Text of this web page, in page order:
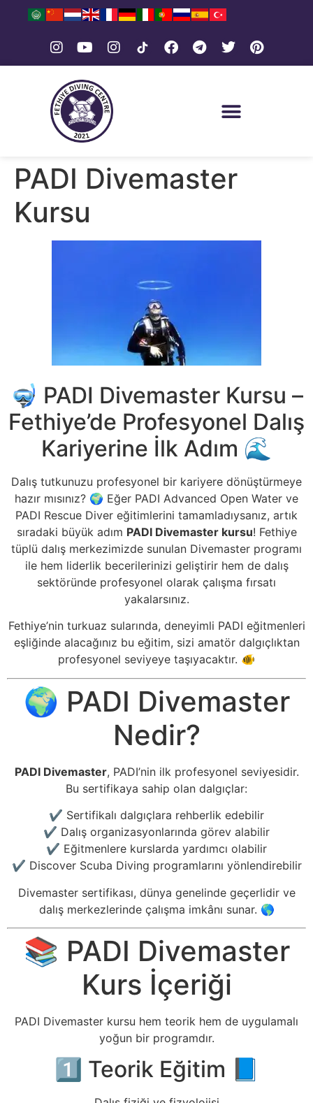
PADI Divemaster
Kursu
🤿 PADI Divemaster Kursu –
Fethiye’de Profesyonel Dalış
Kariyerine İlk Adım 🌊
Dalış tutkunuzu profesyonel bir kariyere dönüştürmeye
hazır mısınız? 🌍 Eğer PADI Advanced Open Water ve
PADI Rescue Diver eğitimlerini tamamladıysanız, artık
sıradaki büyük adım PADI Divemaster kursu! Fethiye
tüplü dalış merkezimizde sunulan Divemaster programı
ile hem liderlik becerilerinizi geliştirir hem de dalış
sektöründe profesyonel olarak çalışma fırsatı
yakalarsınız.
Fethiye’nin turkuaz sularında, deneyimli PADI eğitmenleri
eşliğinde alacağınız bu eğitim, sizi amatör dalgıçlıktan
profesyonel seviyeye taşıyacaktır. 🐠
🌍 PADI Divemaster
Nedir?
PADI Divemaster, PADI’nin ilk profesyonel seviyesidir.
Bu sertifikaya sahip olan dalgıçlar:
✔️ Sertifikalı dalgıçlara rehberlik edebilir
✔️ Dalış organizasyonlarında görev alabilir
✔️ Eğitmenlere kurslarda yardımcı olabilir
✔️ Discover Scuba Diving programlarını yönlendirebilir
Divemaster sertifikası, dünya genelinde geçerlidir ve
dalış merkezlerinde çalışma imkânı sunar. 🌎
📚 PADI Divemaster
Kurs İçeriği
PADI Divemaster kursu hem teorik hem de uygulamalı
yoğun bir programdır.
1️⃣ Teorik Eğitim 📘